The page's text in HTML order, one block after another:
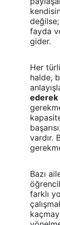
fayda
gider.
Her
halde,
ederek
vardır.
Bazı
farklı